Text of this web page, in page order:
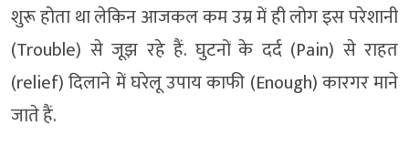
शुरू होता था लेकिन आजकल कम उम्र में ही लोग इस परेशानी
(Trouble) से जूझ रहे हैं. घुटनों के दर्द (Pain) से राहत
(relief) दिलाने में घरेलू उपाय काफी (Enough) कारगर माने
जाते हैं.